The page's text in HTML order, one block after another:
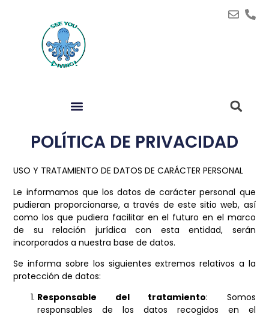
POLÍTICA DE PRIVACIDAD
USO Y TRATAMIENTO DE DATOS DE CARÁCTER PERSONAL
Le informamos que los datos de carácter personal que
pudieran proporcionarse, a través de este sitio web, así
como los que pudiera facilitar en el futuro en el marco
de su relación jurídica con esta entidad, serán
incorporados a nuestra base de datos.
Se informa sobre los siguientes extremos relativos a la
protección de datos:
Responsable del tratamiento: Somos
responsables de los datos recogidos en el